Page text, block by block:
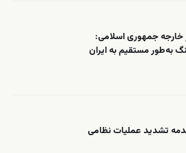
خارجه جمهوری اسلامی:
به‌طور مستقیم به ایران
تشدید عملیات نظامی